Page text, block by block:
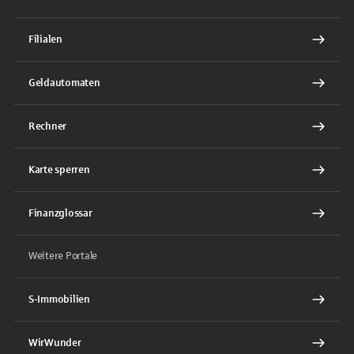
Filialen
Geldautomaten
Rechner
Karte sperren
Finanzglossar
Weitere Portale
S-Immobilien
WirWunder